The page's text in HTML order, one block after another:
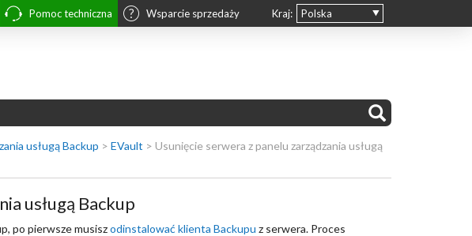
Kraj: Polska
Pomoc techniczna Wsparcie sprzedaży
usługą Backup > EVault > Usunięcie serwera z panelu zarządzania usługą
usługą Backup
po pierwsze musiszodinstalować klienta Backupu z serwera. Proces